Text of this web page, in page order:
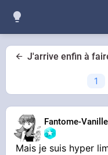
J'arrive enfin à
1
Fantome-Vanille
Mais je suis hyper